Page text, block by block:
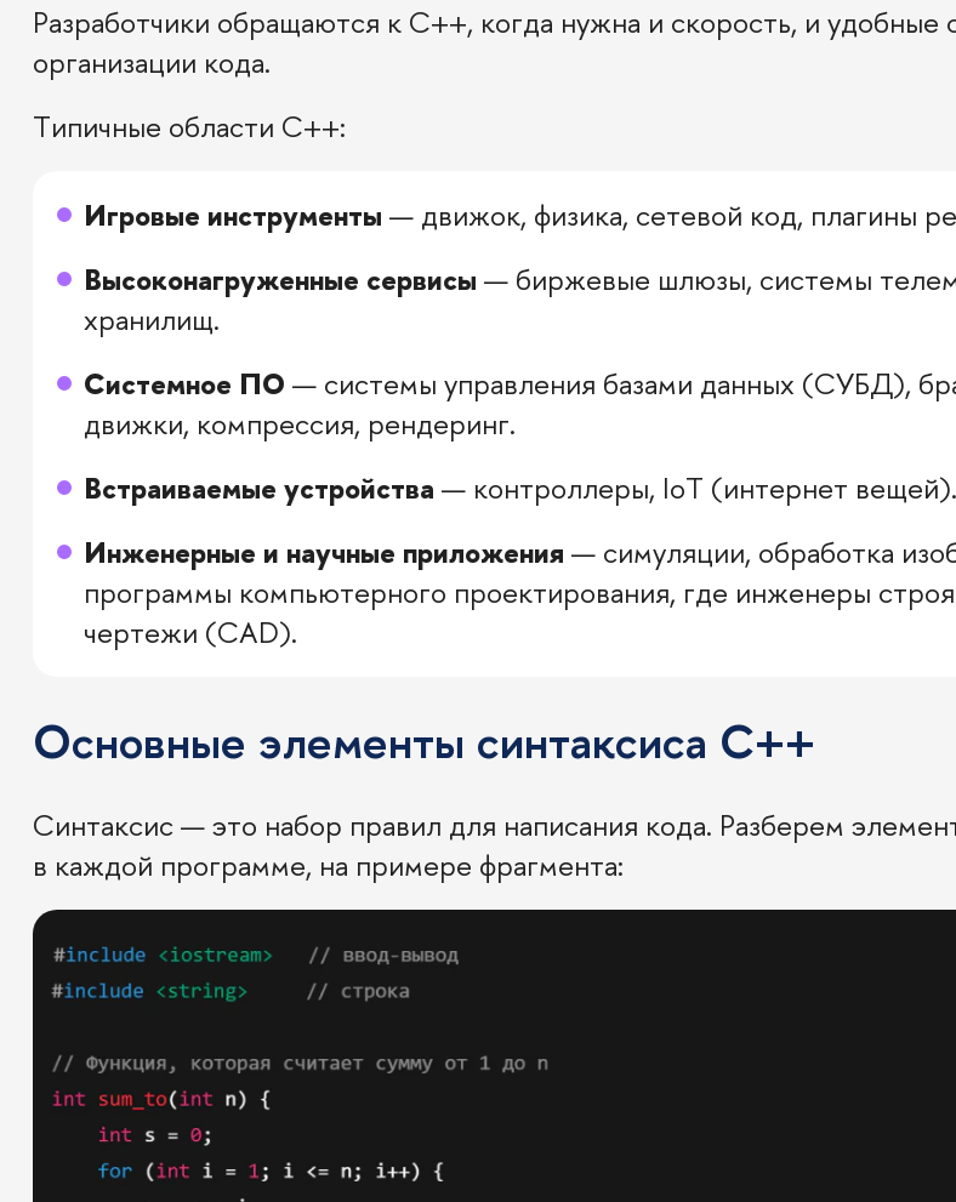
Разработчики обращаются к C++, когда нужна и скорость, и удобные
организации кода.
Типичные области C++:
Игровые инструменты — движок, физика, сетевой код, плагины
Высоконагруженные сервисы — биржевые шлюзы, системы
хранилищ.
Системное ПО — системы управления базами данных (СУБД),
движки, компрессия, рендеринг.
Встраиваемые устройства — контроллеры, IoT (интернет вещей).
Инженерные и научные приложения — симуляции, обработка
программы компьютерного проектирования, где инженеры
чертежи (CAD).
Основные элементы синтаксиса C++
Синтаксис — это набор правил для написания кода. Разберем
в каждой программе, на примере фрагмента: